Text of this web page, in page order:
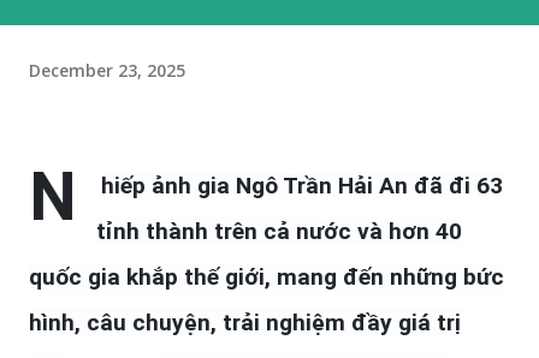
December 23, 2025
N
hiếp ảnh gia Ngô Trần Hải An đã đi 63
tỉnh thành trên cả nước và hơn 40
quốc gia khắp thế giới, mang đến những bức
hình, câu chuyện, trải nghiệm đầy giá trị